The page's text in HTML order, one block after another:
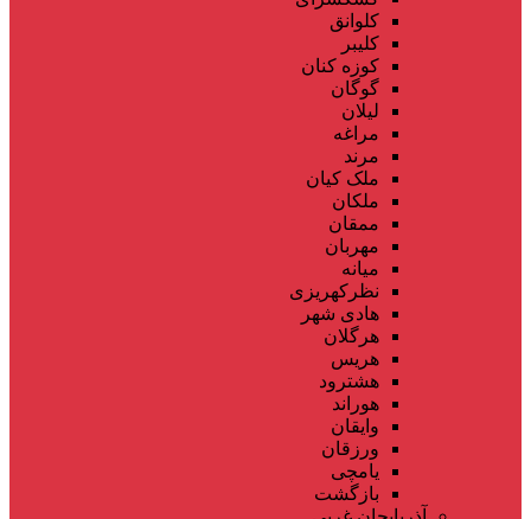
کلوانق
کلیبر
کوزه کنان
گوگان
لیلان
مراغه
مرند
ملک کیان
ملکان
ممقان
مهربان
میانه
نظرکهریزی
هادی شهر
هرگلان
هریس
هشترود
هوراند
وایقان
ورزقان
یامچی
بازگشت